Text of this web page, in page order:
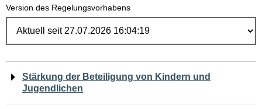
Version des Regelungsvorhabens
Navigation
für
Stärkung der Beteiligung von Kindern und
Jugendlichen